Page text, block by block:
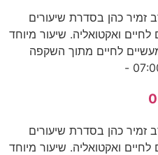
כהן 06:00 - 07:00 הרב זמיר כהן בסדרת שיעורים
ואקטואליה. שיעור מיוחד
לחיים מתוך השקפה
כהן 06:00 - 07:00 הרב זמיר כהן בסדרת שיעורים
ואקטואליה. שיעור מיוחד